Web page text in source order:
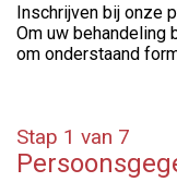
Inschrijven bij onze
Om uw behandeling
om onderstaand
Stap 1 van 7